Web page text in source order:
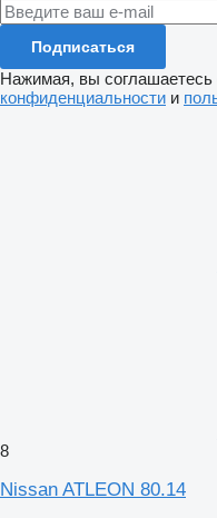
Подписаться
Нажимая, вы
конфиденциальности и
8
Nissan ATLEON 80.14